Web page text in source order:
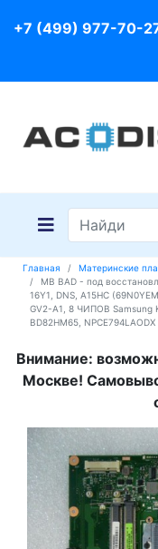
+7 (499) 977-70-
Главная Материнские
MB BAD - под
16Y1, DNS, A15HC
GV2-A1, 8 ЧИПОВ Samsung
BD82HM65, NPCE794LAODX
Внимание:
Москве!